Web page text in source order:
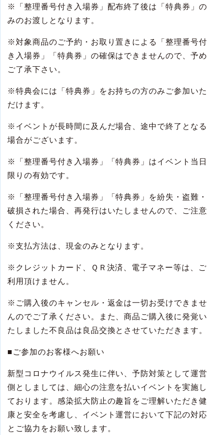
※
「整理番号付き入場券」配布終了後は「特典券」の
みのお渡しとなります。
※ 対象商品のご予約・お取り置きによる「整理番号付
き入場券」「特典券」の確保はできませんので、予め
ご了承下さい。
※特典会には「特典券」をお持ちの方のみご参加いた
だけます。
※ イベントが長時間に及んだ場合、途中で終了となる
場合がございます。
※
「整理番号付き入場券」「特典券」はイベント当日
限りの有効です。
※
「整理番号付き入場券」「特典券」を紛失・盗難・
破損された場合、再発行はいたしませんので、ご注意
ください。
※支払方法は、現金のみとなります。
※ クレジットカード、ＱＲ決済、電子マネー等は、ご
利用頂けません。
※ ご購入後のキャンセル・返金は一切お受けできませ
んのでご了承ください。また、商品ご購入後に発覚い
たしました不良品は良品交換とさせていただきます。
■ ご参加のお客様へお願い
新型コロナウイルス発生に伴い、予防対策として運営
側としましては、細心の注意を払いイベントを実施し
ております。感染拡大防止の趣旨をご理解いただき健
康と安全を考慮し、イベント運営において下記の対応
とご協力をお願い致します。